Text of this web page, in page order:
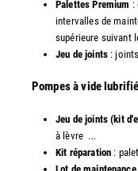
Palettes Premium :
intervalles de
supérieure suivant
Jeu de joints:
​Pompes à vide
Jeu de joints (kit
à lèvre ...
Kit réparation :